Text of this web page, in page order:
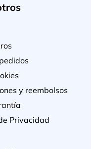
y reembolsos
Privacidad